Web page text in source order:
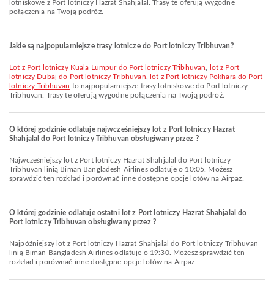
lotniskowe z Port lotniczy Hazrat Shahjalal. Trasy te oferują wygodne
połączenia na Twoją podróż.
Jakie są najpopularniejsze trasy lotnicze do Port lotniczy Tribhuvan?
lot z Port lotniczy Kuala Lumpur do Port lotniczy Tribhuvan
lot z Port
lotniczy Dubaj do Port lotniczy Tribhuvan
lot z Port lotniczy Pokhara do Port
lotniczy Tribhuvan to najpopularniejsze trasy lotniskowe do Port lotniczy
Tribhuvan. Trasy te oferują wygodne połączenia na Twoją podróż.
O której godzinie odlatuje najwcześniejszy lot z Port lotniczy Hazrat
Shahjalal do Port lotniczy Tribhuvan obsługiwany przez ?
Najwcześniejszy lot z Port lotniczy Hazrat Shahjalal do Port lotniczy
Tribhuvan linią Biman Bangladesh Airlines odlatuje o 10:05. Możesz
sprawdzić ten rozkład i porównać inne dostępne opcje lotów na Airpaz.
O której godzinie odlatuje ostatni lot z Port lotniczy Hazrat Shahjalal do
Port lotniczy Tribhuvan obsługiwany przez ?
Najpóźniejszy lot z Port lotniczy Hazrat Shahjalal do Port lotniczy Tribhuvan
linią Biman Bangladesh Airlines odlatuje o 19:30. Możesz sprawdzić ten
rozkład i porównać inne dostępne opcje lotów na Airpaz.